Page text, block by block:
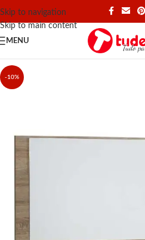
Skip to navigation
Skip to main content
MENU
-10%